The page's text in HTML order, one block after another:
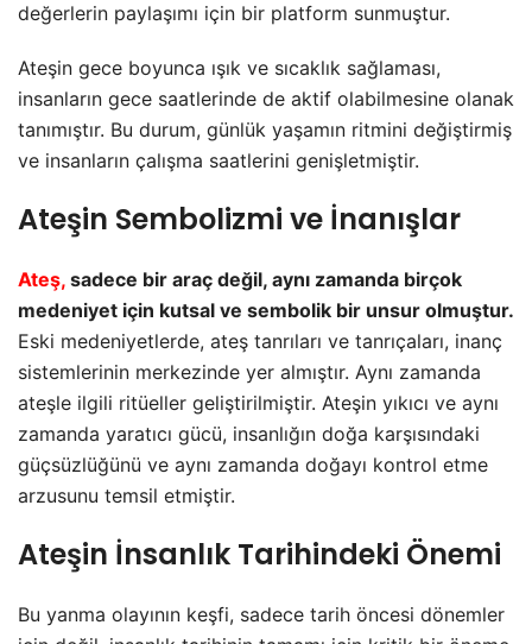
değerlerin paylaşımı için bir platform sunmuştur.
Ateşin gece boyunca ışık ve sıcaklık sağlaması,
insanların gece saatlerinde de aktif olabilmesine olanak
tanımıştır. Bu durum, günlük yaşamın ritmini değiştirmiş
ve insanların çalışma saatlerini genişletmiştir.
Ateşin Sembolizmi ve İnanışlar
Ateş, sadece bir araç değil, aynı zamanda birçok
medeniyet için kutsal ve sembolik bir unsur olmuştur.
Eski medeniyetlerde, ateş tanrıları ve tanrıçaları, inanç
sistemlerinin merkezinde yer almıştır. Aynı zamanda
ateşle ilgili ritüeller geliştirilmiştir. Ateşin yıkıcı ve aynı
zamanda yaratıcı gücü, insanlığın doğa karşısındaki
güçsüzlüğünü ve aynı zamanda doğayı kontrol etme
arzusunu temsil etmiştir.
Ateşin İnsanlık Tarihindeki Önemi
Bu yanma olayının keşfi, sadece tarih öncesi dönemler